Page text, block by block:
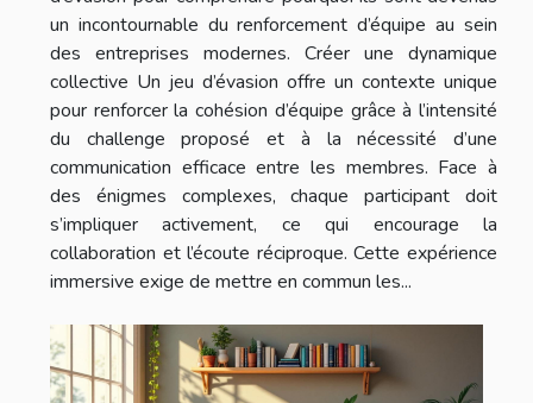
un incontournable du renforcement d’équipe au sein
des entreprises modernes. Créer une dynamique
collective Un jeu d’évasion offre un contexte unique
pour renforcer la cohésion d’équipe grâce à l’intensité
du challenge proposé et à la nécessité d’une
communication efficace entre les membres. Face à
des énigmes complexes, chaque participant doit
s’impliquer activement, ce qui encourage la
collaboration et l’écoute réciproque. Cette expérience
immersive exige de mettre en commun les...